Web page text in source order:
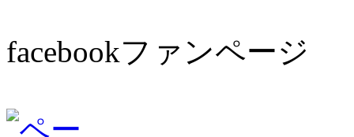
facebookファンページ